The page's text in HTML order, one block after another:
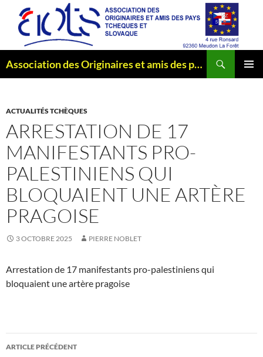
contenu
Association des Originaires et amis des pays Tchèques et Slovaque
ACTUALITÉS TCHÈQUES
ARRESTATION DE 17
MANIFESTANTS PRO-
PALESTINIENS QUI
BLOQUAIENT UNE ARTÈRE
PRAGOISE
3 OCTOBRE 2025 PIERRE NOBLET
Arrestation de 17 manifestants pro-palestiniens qui
bloquaient une artère pragoise
Navigation
ARTICLE PRÉCÉDENT